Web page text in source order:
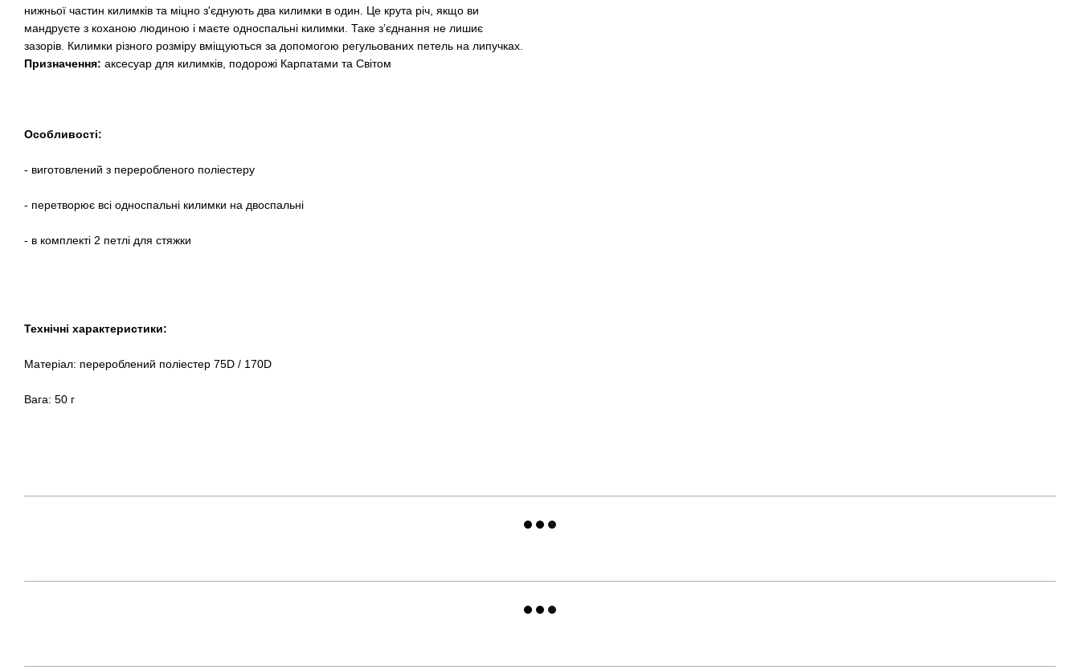
нижньої частин килимків та міцно з'єднують два килимки в один. Це крута річ, якщо ви
мандруєте з коханою людиною і маєте односпальні килимки. Таке з’єднання не лишиє
зазорів. Килимки різного розміру вміщуються за допомогою регульованих петель на липучках.
Призначення: аксесуар для килимків, подорожі Карпатами та Світом
Особливості:
- виготовлений з переробленого поліестеру
- перетворює всі односпальні килимки на двоспальні
- в комплекті 2 петлі для стяжки
Технічні характеристики:
Матеріал: перероблений поліестер 75D / 170D
Вага: 50 г